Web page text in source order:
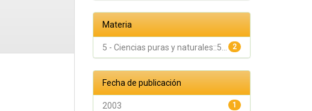
Materia
2
5 - Ciencias puras y naturales::5...
Fecha de publicación
1
2003